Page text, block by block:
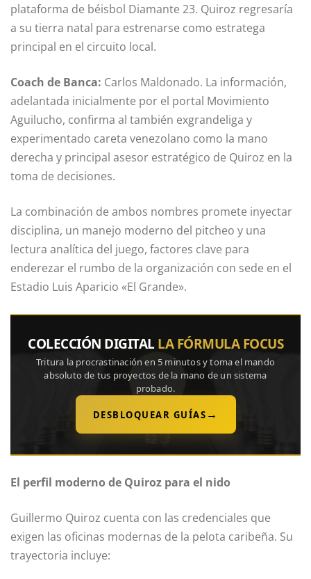
plataforma de béisbol Diamante 23. Quiroz regresaría
a su tierra natal para estrenarse como estratega
principal en el circuito local.
Coach de Banca: Carlos Maldonado. La información,
adelantada inicialmente por el portal Movimiento
Aguilucho, confirma al también exgrandeliga y
experimentado careta venezolano como la mano
derecha y principal asesor estratégico de Quiroz en la
toma de decisiones.
La combinación de ambos nombres promete inyectar
disciplina, un manejo moderno del pitcheo y una
lectura analítica del juego, factores clave para
enderezar el rumbo de la organización con sede en el
Estadio Luis Aparicio «El Grande».
COLECCIÓN DIGITAL LA FÓRMULA FOCUS
Tritura la procrastinación en 5 minutos y toma el mando
absoluto de tus proyectos de la mano de un sistema
probado.
DESBLOQUEAR GUÍAS →
El perfil moderno de Quiroz para el nido
Guillermo Quiroz cuenta con las credenciales que
exigen las oficinas modernas de la pelota caribeña. Su
trayectoria incluye: